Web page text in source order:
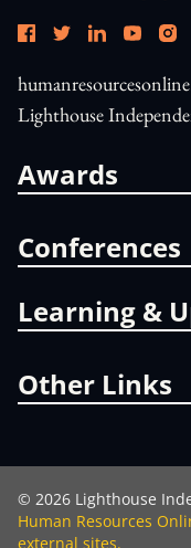
Lighthouse
Awards
Conferences
Learning &
Other Links
© 2026 Lighthouse
Human Resources
external sites.